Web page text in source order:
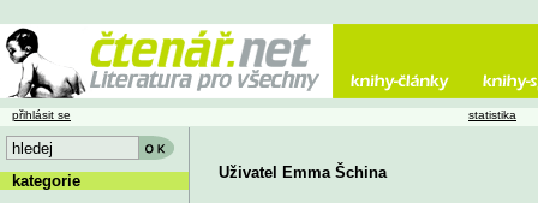
Uživatel Emma Šchina
přihlásit se statistika
kategorie